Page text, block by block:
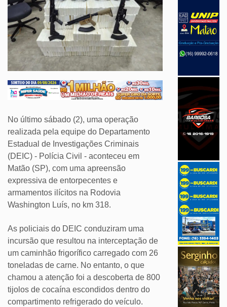
No último sábado (2), uma operação
realizada pela equipe do Departamento
Estadual de Investigações Criminais
(DEIC) - Polícia Civil - aconteceu em
Matão (SP), com uma apreensão
expressiva de entorpecentes e
armamentos ilícitos na Rodovia
Washington Luís, no km 318.
As policiais do DEIC conduziram uma
incursão que resultou na interceptação de
um caminhão frigorífico carregado com 26
toneladas de carne. No entanto, o que
chamou a atenção foi a descoberta de 800
tijolos de cocaína escondidos dentro do
compartimento refrigerado do veículo.